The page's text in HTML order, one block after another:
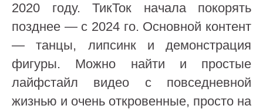
2020 году. ТикТок начала покорять
позднее — с 2024 го. Основной контент
— танцы, липсинк и демонстрация
фигуры. Можно найти и простые
лайфстайл видео с повседневной
жизнью и очень откровенные, просто на